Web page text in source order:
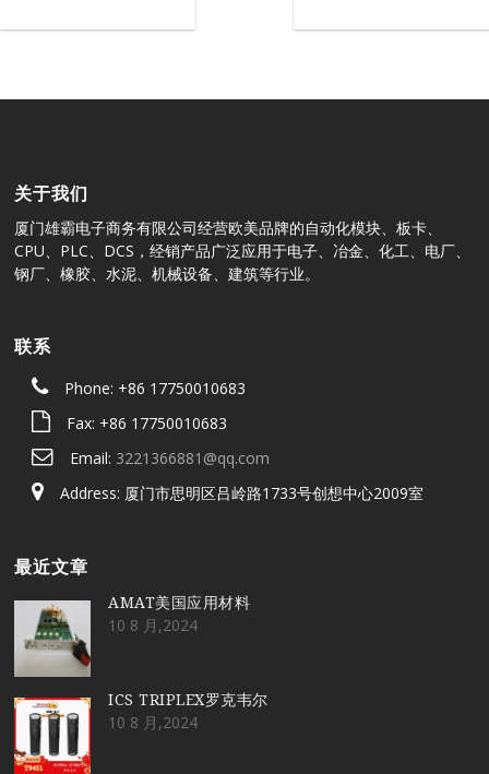
关于我们
厦门雄霸电子商务有限公司经营欧美品牌的自动化模块、板卡、
CPU、PLC、DCS，经销产品广泛应用于电子、冶金、化工、电厂、
钢厂、橡胶、水泥、机械设备、建筑等行业。
联系
Phone: +86 17750010683
Fax: +86 17750010683
Email: 3221366881@qq.com
Address: 厦门市思明区吕岭路1733号创想中心2009室
最近文章
AMAT美国应用材料
10 8 月,2024
ICS TRIPLEX罗克韦尔
10 8 月,2024